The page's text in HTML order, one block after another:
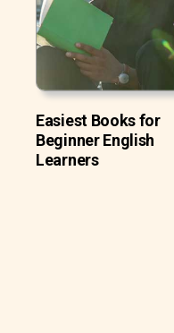
Easiest Books for
Beginner English
Learners